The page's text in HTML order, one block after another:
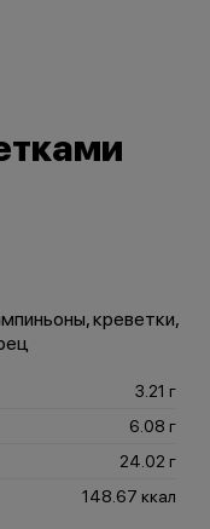
креветки,
3.21 г
6.08 г
24.02 г
148.67 ккал